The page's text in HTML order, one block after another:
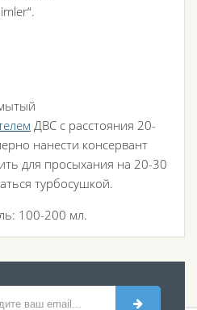
ДВС с расстояния 20-
нанести консервант
для просыхания на 20-30
турбосушкой.
100-200 мл.